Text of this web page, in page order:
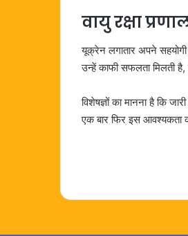
वायु रक्षा
यूक्रेन लगातार अपने सहयोगी
उन्हें काफी सफलता मिलती
विशेषज्ञों का मानना है कि
एक बार फिर इस आवश्यकता